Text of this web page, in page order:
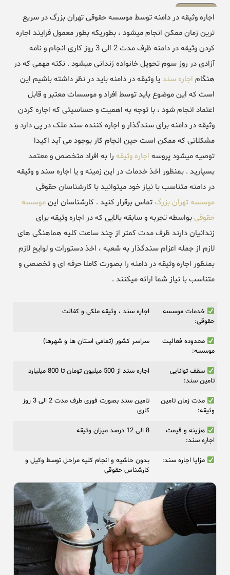
اجاره وثیقه در دامنه توسط موسسه حقوقی تهران بزرگ در سریع
ترین زمان ممکن انجام میشود ، بطوریکه بطور معمول فرایند اجاره
کردن وثیقه در دامنه ظرف مدت 2 الی 3 روز کاری انجام و نامه
آزادی در روز سوم تحویل خانواده زندانی میشود . نکته مهمی که در
هنگام اجاره سندیا وثیقه در دامنه باید در نظر داشته باشیم این
است که این موضوع باید توسط افراد و موسسات معتبر و قابل
اعتماد انجام شود ، با توجه به اهمیت و حساسیتی که اجاره کردن
وثیقه در دامنه برای سندگذار و اجاره کننده سند ملک در پی دارد و
مشکلاتی که ممکن است حین انجام کار بوجود می آید اکیدا
توصیه میشود پروسه اجاره وثیقه را به افراد متخصص و معتمد
بسپارید . بمنظور اخذ خدمات در این زمینه و یا اجاره سند و وثیقه
در دامنه متناسب با نیاز خود میتوانید با کارشناسان حقوقی
موسسه تهران بزرگتماس برقرار کنید . کارشناسان اینموسسه
حقوقیبواسطه تجربه و سابقه بالایی که در اجاره وثیقه برای
زندانیان دارند ظرف مدت کمتر از چند ساعت کلیه هماهنگی های
لازم از جمله اعزام سندگذار به شعبه ، اخذ دستورات و لوایح لازم
بمنظور اجاره وثیقه در دامنه را بصورت کاملا حرفه ای و تخصصی و
متناسب با نیاز شما ارائه میکنند .
خدمات موسسه
حقوقی:
اجاره سند ، وثیقه ملکی و کفالت
محدوده فعالیت
موسسه:
سراسر کشور (تمامی استان ها و شهرها)
سقف توانایی
تامین سند:
اجاره سند از 500 میلیون تومان تا 800 میلیارد
مدت زمان تامین
وثیقه:
تامین سند بصورت فوری طرف مدت 2 الی 3 روز
کاری
هزینه و قیمت
اجاره سند:
8 الی 12 درصد میزان وثیقه
مزایا اجاره سند:
بدون حاشیه و انجام کلیه مراحل توسط وکیل و
کارشناس حقوقی